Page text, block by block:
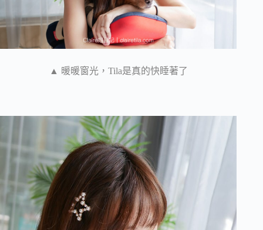
▲ 暖暖窗光，Tila是真的快睡著了